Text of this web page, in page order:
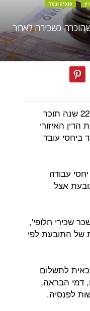
פנסיה וגמל
שהוכרה כשכירה לאחר
עובדת שהועסקה כפרילנסרית במשך 22 שנה תוכר
האיזורי
ביחסי עובד
עבודה
התובעת אצל
שכירי חלופי',
של התובעת לפי
לתשלום
דמי הבראה,
לפנסיה.